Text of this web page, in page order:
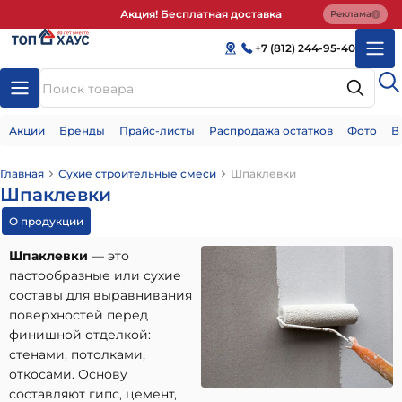
Акция! Бесплатная доставка Реклама
+7 (812) 244-95-40
Акции Бренды Прайс-листы Распродажа остатков Фото
Главная Сухие строительные смеси Шпаклевки
Шпаклевки
О продукции
Шпаклевки — это
пастообразные или сухие
составы для выравнивания
поверхностей перед
финишной отделкой:
стенами, потолками,
откосами. Основу
составляют гипс, цемент,